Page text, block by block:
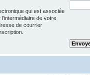
qui est associée
de votre
de courrier